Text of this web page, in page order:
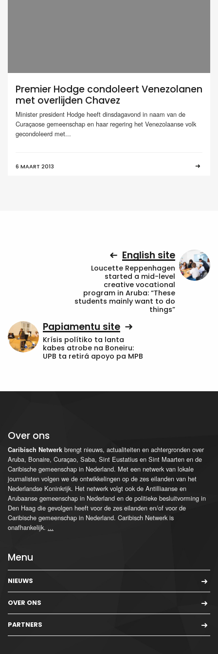
Premier Hodge condoleert Venezolanen
met overlijden Chavez
Minister president Hodge heeft dinsdagavond in naam van de
Curaçaose gemeenschap en haar regering het Venezolaanse volk
gecondoleerd met...
6 MAART 2013
English site
Loucette Reppenhagen
started a mid-level
creative vocational
program in Aruba: “These
students mainly want to do
things”
Papiamentu site
Krísis polítiko ta lanta
kabes atrobe na Boneiru:
UPB ta retirá apoyo pa MPB
Over ons
Caribisch Netwerk brengt nieuws, actualiteiten en achtergronden over
Aruba, Bonaire, Curaçao, Saba, Sint Eustatius en Sint Maarten en de
Caribische gemeenschap in Nederland. Met een netwerk van lokale
journalisten volgen we de ontwikkelingen op de zes eilanden van het
Nederlandse Koninkrijk. Het netwerk volgt ook de Antilliaanse en
Arubaanse gemeenschap in Nederland en de politieke besluitvorming in
Den Haag die gevolgen heeft voor de zes eilanden en/of voor de
Caribische gemeenschap in Nederland. Caribisch Netwerk is
onafhankelijk. ...
Menu
NIEUWS
OVER ONS
PARTNERS